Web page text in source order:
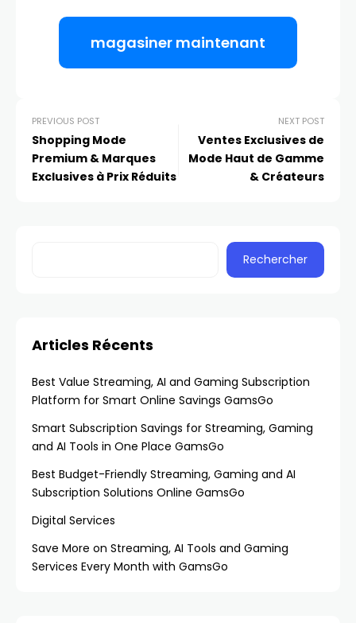
magasiner maintenant
PREVIOUS POST
Shopping Mode
Premium & Marques
Exclusives à Prix Réduits
NEXT POST
Ventes Exclusives de
Mode Haut de Gamme
& Créateurs
Rechercher
Articles Récents
Best Value Streaming, AI and Gaming Subscription
Platform for Smart Online Savings GamsGo
Smart Subscription Savings for Streaming, Gaming
and AI Tools in One Place GamsGo
Best Budget-Friendly Streaming, Gaming and AI
Subscription Solutions Online GamsGo
Digital Services
Save More on Streaming, AI Tools and Gaming
Services Every Month with GamsGo